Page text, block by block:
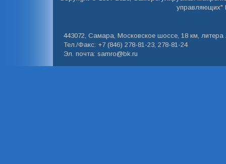
управляющих"
443072, Самара, Московское шоссе, 18 км, литера
Тел./Факс: +7 (846) 278-81-23, 278-81-24
Эл. почта: samro@bk.ru